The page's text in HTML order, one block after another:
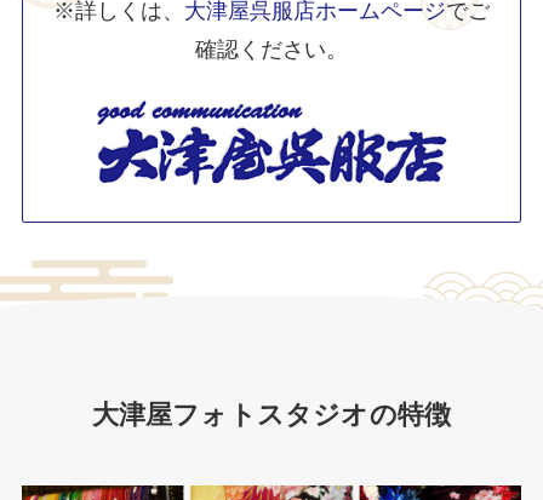
※詳しくは、 大津屋呉服店ホームページでご
確認ください。
大津屋フォトスタジオの特徴